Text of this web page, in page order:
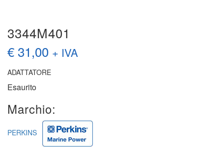
3344M401
€ 31,00 + IVA
ADATTATORE
Esaurito
Marchio:
PERKINS